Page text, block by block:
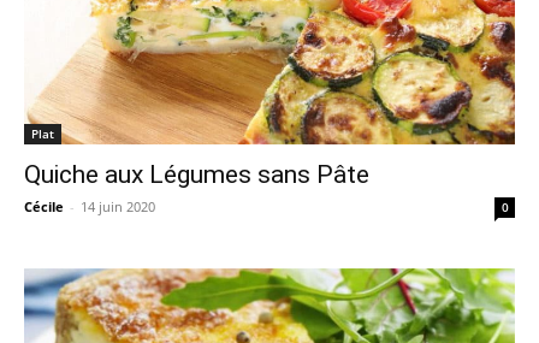
Plat
Quiche aux Légumes sans Pâte
Cécile - 14 juin 2020 0